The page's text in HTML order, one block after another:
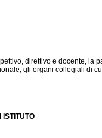
direttivo e docente, la
gli organi collegiali di